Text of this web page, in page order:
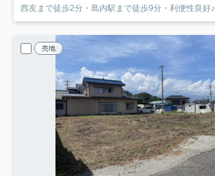
西友まで徒歩2分・島内駅まで徒歩9分・利便性良好♪
売地